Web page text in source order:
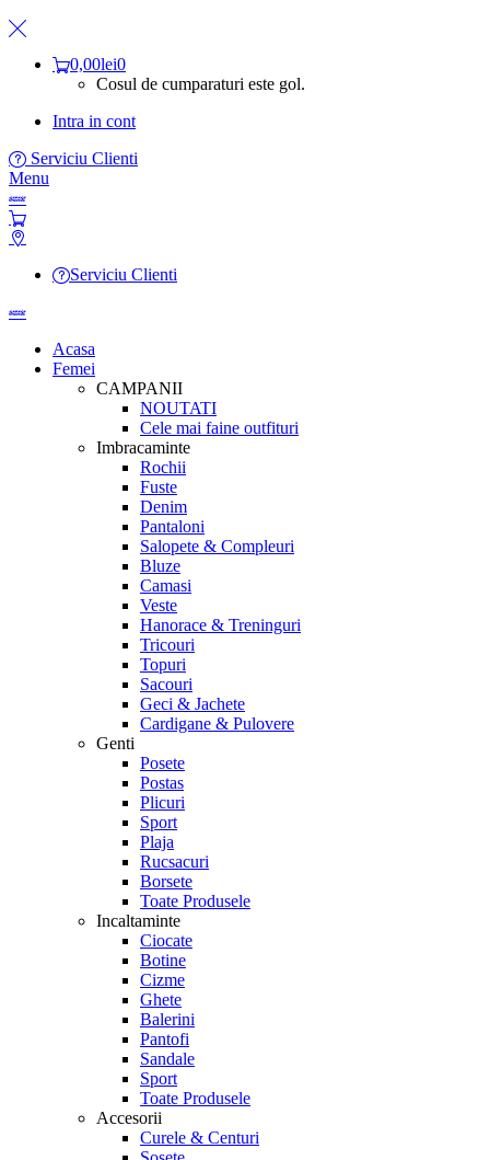
0,00lei0
Cosul de cumparaturi este gol.
Intra in cont
Serviciu Clienti
Menu
Serviciu Clienti
Acasa
Femei
CAMPANII
NOUTATI
Cele mai faine outfituri
Imbracaminte
Rochii
Fuste
Denim
Pantaloni
Salopete & Compleuri
Bluze
Camasi
Veste
Hanorace & Treninguri
Tricouri
Topuri
Sacouri
Geci & Jachete
Cardigane & Pulovere
Genti
Posete
Postas
Plicuri
Sport
Plaja
Rucsacuri
Borsete
Toate Produsele
Incaltaminte
Ciocate
Botine
Cizme
Ghete
Balerini
Pantofi
Sandale
Sport
Toate Produsele
Accesorii
Curele & Centuri